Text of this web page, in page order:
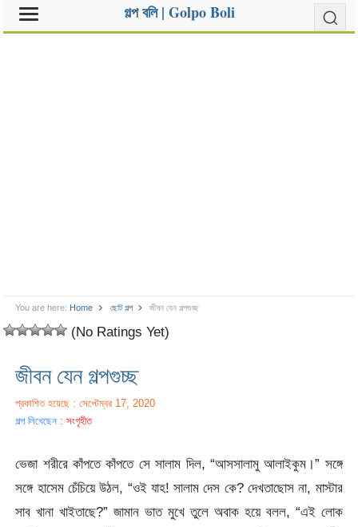
গল্প বলি | Golpo Boli
You are here: Home ছোট গল্প জীবন যেন গল্পগুচ্ছ
(No Ratings Yet)
জীবন যেন গল্পগুচ্ছ
প্রকাশিত হয়েছে : সেপ্টেম্বর 17, 2020
গল্প লিখেছেন :সংগৃহীত
ভেজা শরীরে কাঁপতে কাঁপতে সে সালাম দিল, “আসসালামু আলাইকুম।” সঙ্গে
সঙ্গে হাসেম চেঁচিয়ে উঠল, “ওই যাহ! সালাম দেস কে? দেখতাছোস না, মাস্টার
সাব খানা খাইতাছে?” জামান ভাত মুখে তুলে অবাক হয়ে বলল, “এই লোক